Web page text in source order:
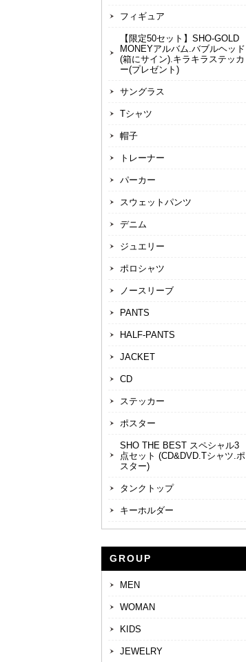
フィギュア
【限定50セット】SHO-GOLD
MONEYアルバム.バブルヘッド
(箱にサイン).キラキラステッカ
ー(プレゼント)
サングラス
Tシャツ
帽子
トレーナー
パーカー
スウェットパンツ
デニム
ジュエリー
ポロシャツ
ノースリーブ
PANTS
HALF-PANTS
JACKET
CD
ステッカー
ポスター
SHO THE BEST スペシャル3
点セット (CD&DVD.Tシャツ.ポ
スター)
タンクトップ
キーホルダー
GROUP
MEN
WOMAN
KIDS
JEWELRY